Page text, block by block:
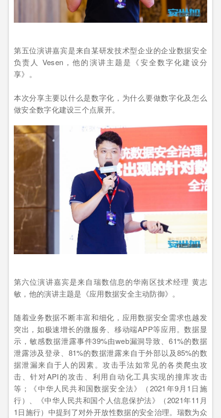
第五位演讲嘉宾是来自某研发技术型企业的企业数据安全
负责人 Vesen，他的演讲主题是《安全数字化建设分
享》。
本次分享主要以什么是数字化，为什么要做数字化及怎么
做安全数字化建设三个点展开。
第六位演讲嘉宾是来自瑞数信息的华南区技术经理 黄志
敏，他的演讲主题是《应用数据安全主动防御》。
随着业务数据不断丰富和细化，应用数据安全需求也越发
突出，如极速增长的微服务、移动端APP等应用。数据显
示，敏感数据泄露事件39%由web漏洞导致、61%的数据
泄露涉及登录、81%的数据泄露来自于外部以及85%的数
据泄漏来自于人的因素。攻击手法如常见的各类爬虫攻
击、针对API的攻击、利用自动化工具实现的撞库攻击
等；《中华人民共和国数据安全法》（2021年9月1日施
行）、《中华人民共和国个人信息保护法》（2021年11月
1日施行）中提到了对外开放性数据的安全治理。瑞数为众